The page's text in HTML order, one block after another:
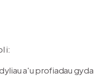
i:
a'u profiadau gyda